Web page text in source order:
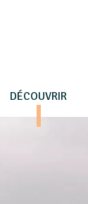
DÉCOUVRIR